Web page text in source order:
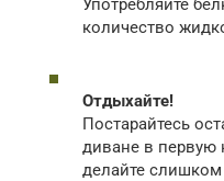
Употребляйте
количество
Отдыхайте!
Постарайтесь
диване в первую
делайте